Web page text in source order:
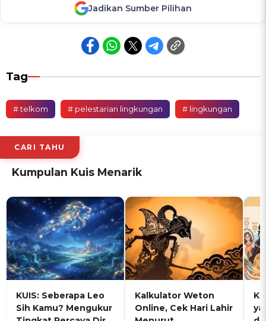
Jadikan Sumber Pilihan
Tag
# telkom # pelestarian lingkungan # lingkungan
CARI TAHU
Kumpulan Kuis Menarik
KUIS: Seberapa Leo
Sih Kamu? Mengukur
Kalkulator Weton
Online, Cek Hari Lahir